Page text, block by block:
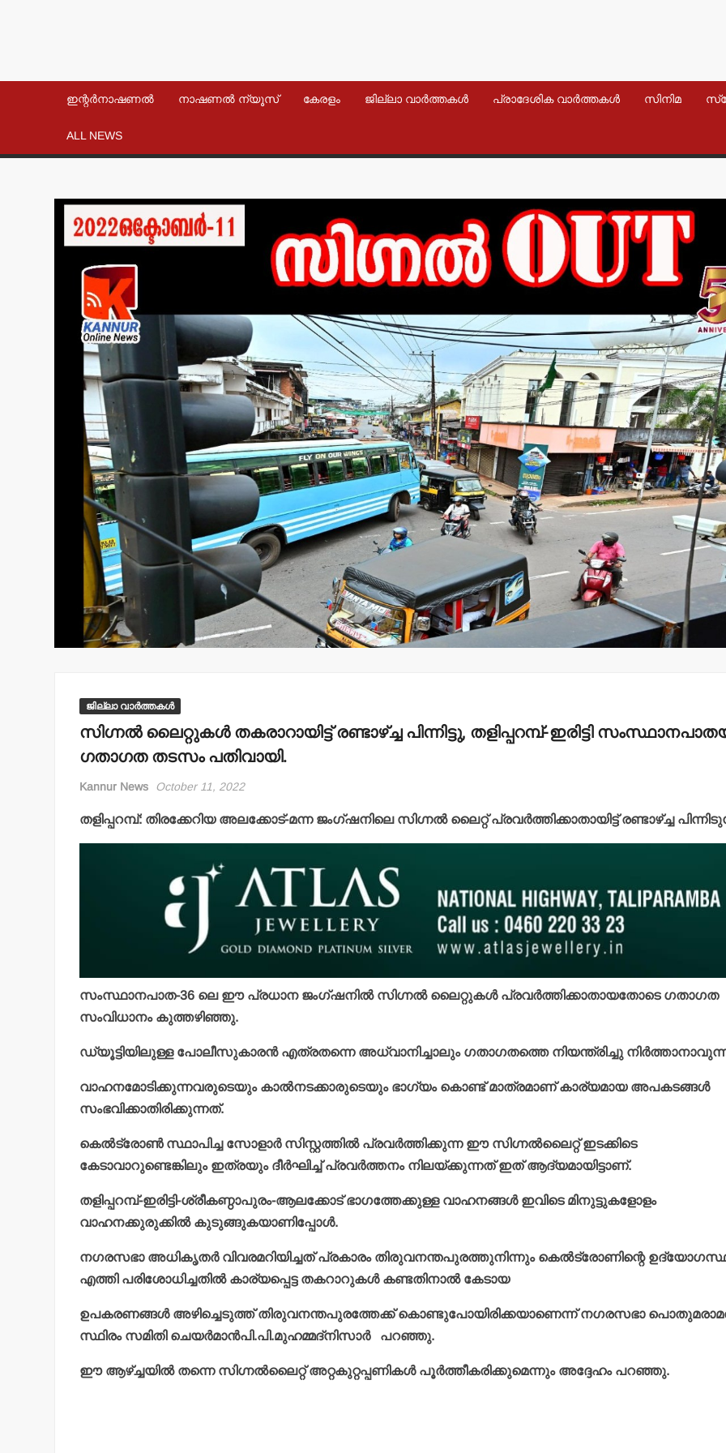
ഇന്റർനാഷണൽ നാഷണൽ ന്യൂസ് കേരളം ജില്ലാ വാർത്തകൾ പ്രാദേശിക വാർത്തകൾ സിനിമ
ALL NEWS
ജില്ലാ വാർത്തകൾ
സിഗ്നല്‍ ലൈറ്റുകള്‍ തകരാറായിട്ട് രണ്ടാഴ്ച്ച പിന്നിട്ടു, തളിപ്പറമ്പ്-ഇരിട്ടി
ഗതാഗത തടസം പതിവായി.
Kannur News October 11, 2022
തളിപ്പറമ്പ്: തിരക്കേറിയ അലക്കോട്-മന്ന ജംഗ്ഷനിലെ സിഗ്നല്‍ ലൈറ്റ് പ്രവര്‍ത്തിക്കാതായിട്ട് രണ്ടാഴ്ച്ച
സംസ്ഥാനപാത-36 ലെ ഈ പ്രധാന ജംഗ്ഷനില്‍ സിഗ്നല്‍ ലൈറ്റുകള്‍ പ്രവര്‍ത്തിക്കാതായതോടെ ഗതാഗത
സംവിധാനം കുത്തഴിഞ്ഞു.
ഡ്യൂട്ടിയിലുള്ള പോലീസുകാരന്‍ എത്രതന്നെ അധ്വാനിച്ചാലും ഗതാഗതത്തെ നിയന്ത്രിച്ചു
വാഹനമോടിക്കുന്നവരുടെയും കാല്‍നടക്കാരുടെയും ഭാഗ്യം കൊണ്ട് മാത്രമാണ് കാര്യമായ അപകടങ്ങള്‍
സംഭവിക്കാതിരിക്കുന്നത്.
കെല്‍ട്രോണ്‍ സ്ഥാപിച്ച സോളാര്‍ സിസ്റ്റത്തില്‍ പ്രവര്‍ത്തിക്കുന്ന ഈ സിഗ്നല്‍ലൈറ്റ് ഇടക്കിടെ
കേടാവാറുണ്ടെങ്കിലും ഇത്രയും ദീര്‍ഘിച്ച് പ്രവര്‍ത്തനം നിലയ്ക്കുന്നത് ഇത് ആദ്യമായിട്ടാണ്.
തളിപ്പറമ്പ്-ഇരിട്ടി-ശ്രീകണ്ഠാപുരം-ആലക്കോട് ഭാഗത്തേക്കുള്ള വാഹനങ്ങള്‍ ഇവിടെ മിനുട്ടുകളോളം
വാഹനക്കുരുക്കില്‍ കുടുങ്ങുകയാണിപ്പോള്‍.
നഗരസഭാ അധികൃതര്‍ വിവരമറിയിച്ചത് പ്രകാരം തിരുവനന്തപുരത്തുനിന്നും കെല്‍ട്രോണിന്റെ
എത്തി പരിശോധിച്ചതില്‍ കാര്യപ്പെട്ട തകറാറുകള്‍ കണ്ടതിനാല്‍ കേടായ
ഉപകരണങ്ങള്‍ അഴിച്ചെടുത്ത് തിരുവനന്തപുരത്തേക്ക് കൊണ്ടുപോയിരിക്കയാണെന്ന് നഗരസഭാ
സ്ഥിരം സമിതി ചെയര്‍മാന്‍പി.പി.മുഹമ്മദ്‌നിസാര്‍ പറഞ്ഞു.
ഈ ആഴ്ച്ചയില്‍ തന്നെ സിഗ്നല്‍ലൈറ്റ് അറ്റകുറ്റപ്പണികള്‍ പൂര്‍ത്തീകരിക്കുമെന്നും അദ്ദേഹം പറഞ്ഞു.
വാർത്തകൾ
തളിപ്പറമ്പ് ചേമ്പര്‍ ഓഫ്
കൊമേഴ്‌സ് ഓഫീസ്
ഉദ്ഘാടനം നാളെ
ആഗസ്റ്റ്-പത്തിന്
admin3 August 9, 2026
വാർത്തകൾ
പൊതു
മലിനജല
നഗരസഭ
admin3